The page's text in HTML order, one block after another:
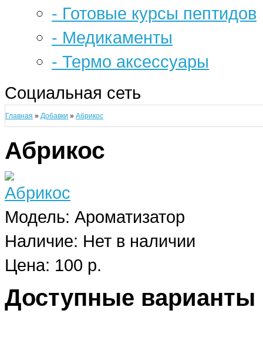
- Готовые курсы пептидов
- Медикаменты
- Термо аксессуары
Социальная сеть
Главная » Добавки » Абрикос
Абрикос
Модель: Ароматизатор
Наличие: Нет в наличии
Цена: 100 р.
Доступные варианты